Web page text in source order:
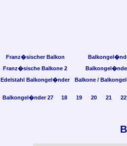
Franz�sischer Balkon
Franz�sische Balkone 2
Edelstahl Balkongel�nder
Balkone /
Balkongel�nder 27 18 19 20 21 22